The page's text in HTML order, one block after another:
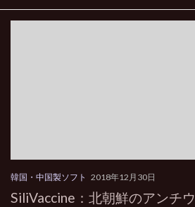
韓国・中国製ソフト 2018年12月30日
SiliVaccine：北朝鮮のアンチ